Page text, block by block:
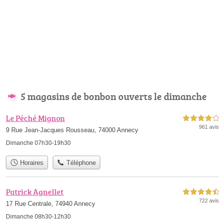
5 magasins de bonbon ouverts le dimanche
Le Péché Mignon
9 Rue Jean-Jacques Rousseau, 74000 Annecy
Dimanche 07h30-19h30
4,0 étoiles sur 5
961 avis
Horaires Téléphone
Patrick Agnellet
17 Rue Centrale, 74940 Annecy
Dimanche 08h30-12h30
4,5 étoiles sur 5
722 avis